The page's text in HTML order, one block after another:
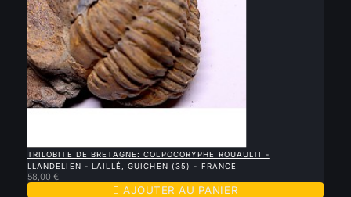
TRILOBITE DE BRETAGNE: COLPOCORYPHE ROUAULTI -
LLANDELIEN - LAILLÉ, GUICHEN (35) - FRANCE
58,00 €
 AJOUTER AU PANIER